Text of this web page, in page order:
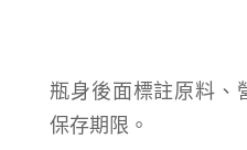
瓶身後面標註原料、
保存期限。